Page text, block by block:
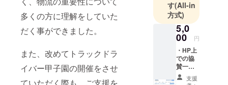
多くの方に理解をしていた
だく事ができました。
また、改めてトラックドラ
イバー甲子園の開催をさせ
す(All-in
方式)
5,0
00 円
・HP上
での協
賛一覧
にお名
前掲載
支援